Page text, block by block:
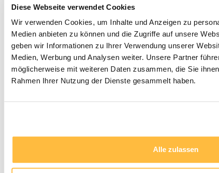
Diese Webseite verwendet Cookies
Wir verwenden Cookies, um Inhalte und Anzeigen zu
Medien anbieten zu können und die Zugriffe auf unsere
geben wir Informationen zu Ihrer Verwendung unserer
Medien, Werbung und Analysen weiter. Unsere Partner
möglicherweise mit weiteren Daten zusammen, die Sie
Rahmen Ihrer Nutzung der Dienste gesammelt haben.
Alle zulassen
5,18% Rendite p.a
Kapitalanlage mit 5,2 % Mietrendite · modernisiertes
Bad · Garage & Keller inklusive
Ranstadt